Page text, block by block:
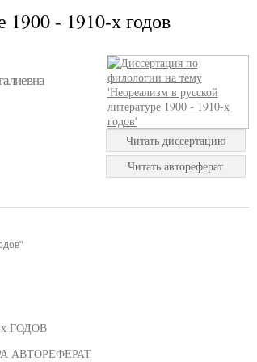
1900 - 1910-х годов
Читать диссертацию
Читать автореферат
ГОДОВ
АВТОРЕФЕРАТ